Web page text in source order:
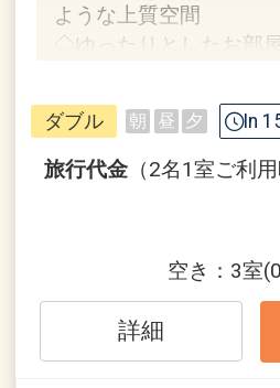
ような上質空間
◇ゆったりとしたお部
ＪＲ名古屋駅直結で、
●名古屋駅の真上のホ
ッピングに観光に大変
名古屋駅の真上にあ
のような上質空間をお
ダブル 朝 昼 夕 In
旅行代金 （2名1室ご利
空き： 3室
詳細